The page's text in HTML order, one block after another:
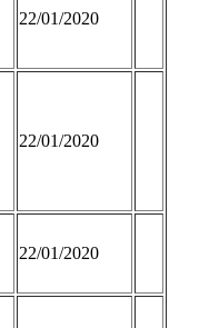
22/01/2020
22/01/2020
22/01/2020